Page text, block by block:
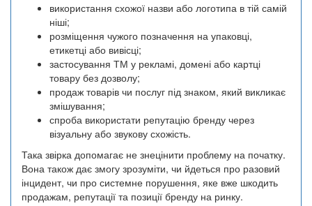
використання схожої назви або логотипа в тій самій
ніші;
розміщення чужого позначення на упаковці,
етикетці або вивісці;
застосування ТМ у рекламі, домені або картці
товару без дозволу;
продаж товарів чи послуг під знаком, який викликає
змішування;
спроба використати репутацію бренду через
візуальну або звукову схожість.
Така звірка допомагає не знецінити проблему на початку.
Вона також дає змогу зрозуміти, чи йдеться про разовий
інцидент, чи про системне порушення, яке вже шкодить
продажам, репутації та позиції бренду на ринку.